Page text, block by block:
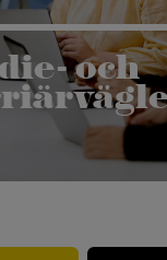
och
du på att börja
karriärvägledare